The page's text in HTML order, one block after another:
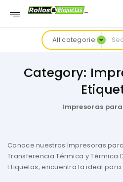
All categories
Category:
Impresoras
Conoce nuestras Impresoras
Transferencia Térmica y Térmica
Etiquetas, encuentra la ideal